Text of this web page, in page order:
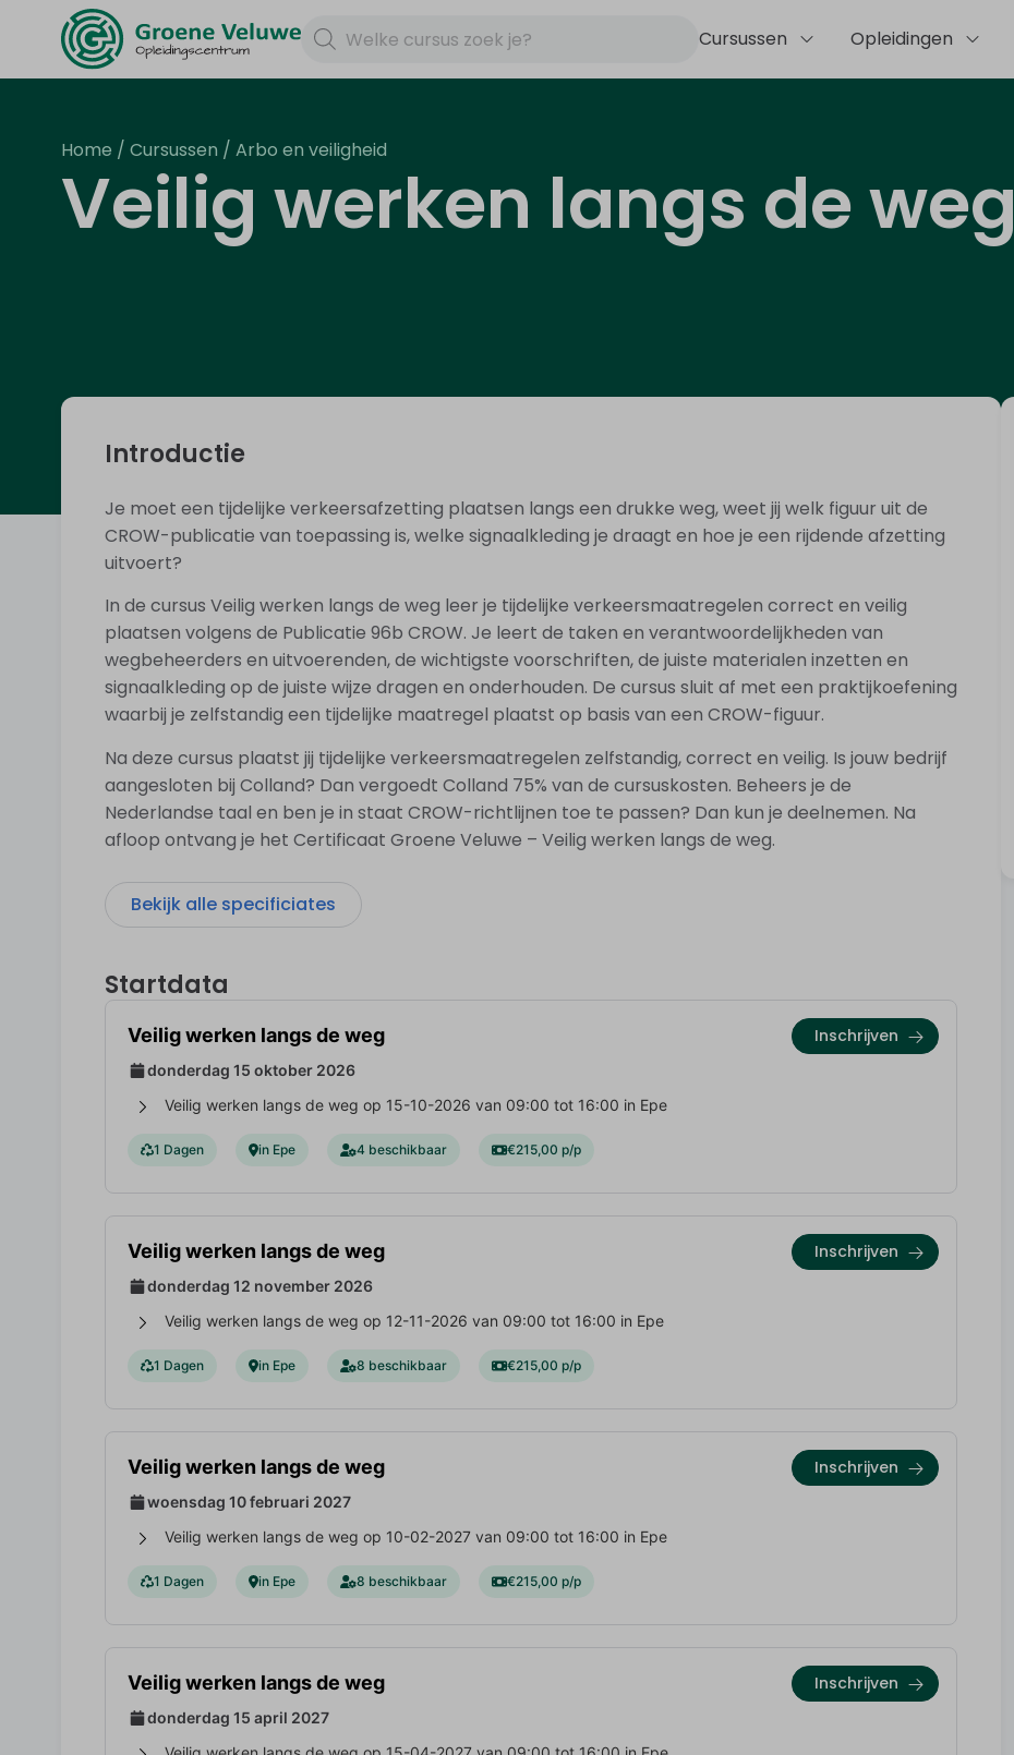
Cursussen Opleidingen
Home / Cursussen / Arbo en veiligheid
Veilig werken langs de weg
Introductie
Je moet een tijdelijke verkeersafzetting plaatsen langs een drukke weg, weet jij welk figuur uit de
CROW-publicatie van toepassing is, welke signaalkleding je draagt en hoe je een rijdende afzetting
uitvoert?
In de cursus Veilig werken langs de weg leer je tijdelijke verkeersmaatregelen correct en veilig
plaatsen volgens de Publicatie 96b CROW. Je leert de taken en verantwoordelijkheden van
wegbeheerders en uitvoerenden, de wichtigste voorschriften, de juiste materialen inzetten en
signaalkleding op de juiste wijze dragen en onderhouden. De cursus sluit af met een praktijkoefening
waarbij je zelfstandig een tijdelijke maatregel plaatst op basis van een CROW-figuur.
Na deze cursus plaatst jij tijdelijke verkeersmaatregelen zelfstandig, correct en veilig. Is jouw bedrijf
aangesloten bij Colland? Dan vergoedt Colland 75% van de cursuskosten. Beheers je de
Nederlandse taal en ben je in staat CROW-richtlijnen toe te passen? Dan kun je deelnemen. Na
afloop ontvang je het Certificaat Groene Veluwe – Veilig werken langs de weg.
Bekijk alle specificiates
Startdata
Veilig werken langs de weg
donderdag 15 oktober 2026
Veilig werken langs de weg op 15-10-2026 van 09:00 tot 16:00 in Epe
1 Dagen in Epe 4 beschikbaar €215,00 p/p
Inschrijven
Veilig werken langs de weg
donderdag 12 november 2026
Veilig werken langs de weg op 12-11-2026 van 09:00 tot 16:00 in Epe
1 Dagen in Epe 8 beschikbaar €215,00 p/p
Inschrijven
Veilig werken langs de weg
woensdag 10 februari 2027
Veilig werken langs de weg op 10-02-2027 van 09:00 tot 16:00 in Epe
1 Dagen in Epe 8 beschikbaar €215,00 p/p
Inschrijven
Veilig werken langs de weg
donderdag 15 april 2027
Inschrijven